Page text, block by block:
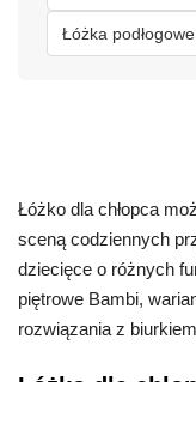
Łóżka podłogowe
Łóżko dla chłopca
sceną codziennych
dziecięce o różnych
piętrowe Bambi,
rozwiązania z
Łóżko dla
razem z